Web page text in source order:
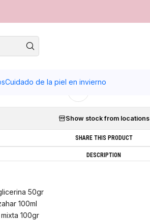
Cuidado de la piel en invierno
Show stock from locations
SHARE THIS PRODUCT
DESCRIPTION
50gr
100ml
100gr